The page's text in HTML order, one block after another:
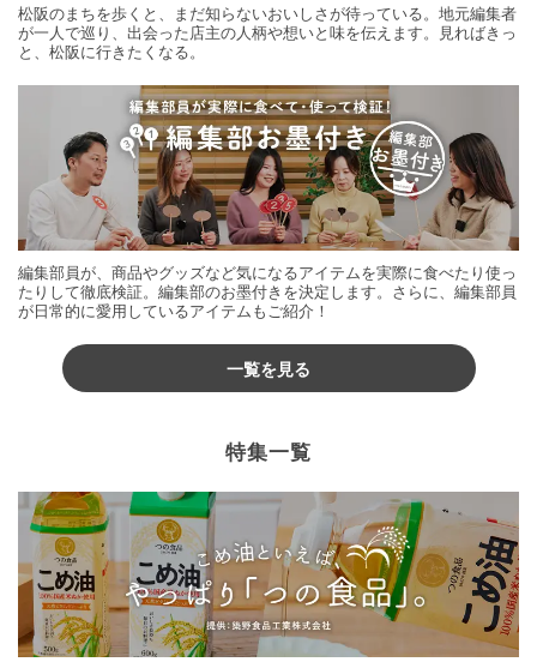
松阪のまちを歩くと、まだ知らないおいしさが待っている。地元編集者
が一人で巡り、出会った店主の人柄や想いと味を伝えます。見ればきっ
と、松阪に行きたくなる。
編集部員が、商品やグッズなど気になるアイテムを実際に食べたり使っ
たりして徹底検証。編集部のお墨付きを決定します。さらに、編集部員
が日常的に愛用しているアイテムもご紹介！
一覧を見る
特集一覧